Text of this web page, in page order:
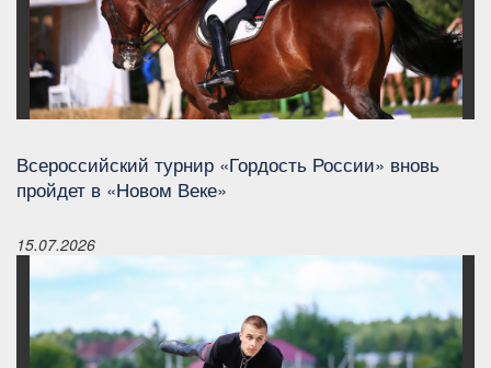
Всероссийский турнир «Гордость России» вновь
пройдет в «Новом Веке»
15.07.2026